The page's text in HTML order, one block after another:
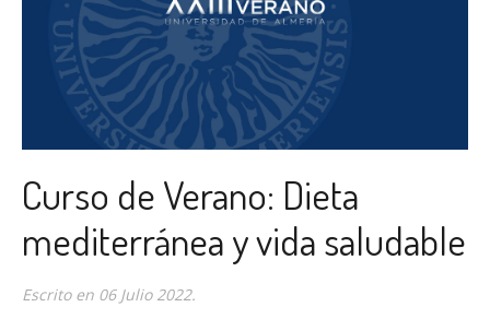
Curso de Verano: Dieta
mediterránea y vida saludable
Escrito en 06 Julio 2022.